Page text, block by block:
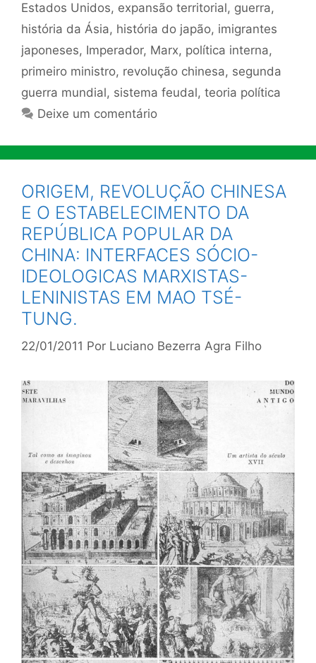
Estados Unidos, expansão territorial, guerra,
história da Ásia, história do japão, imigrantes
japoneses, Imperador, Marx, política interna,
primeiro ministro, revolução chinesa, segunda
guerra mundial, sistema feudal, teoria política
Deixe um comentário
ORIGEM, REVOLUÇÃO CHINESA
E O ESTABELECIMENTO DA
REPÚBLICA POPULAR DA
CHINA: INTERFACES SÓCIO-
IDEOLOGICAS MARXISTAS-
LENINISTAS EM MAO TSÉ-
TUNG.
22/01/2011 Por Luciano Bezerra Agra Filho